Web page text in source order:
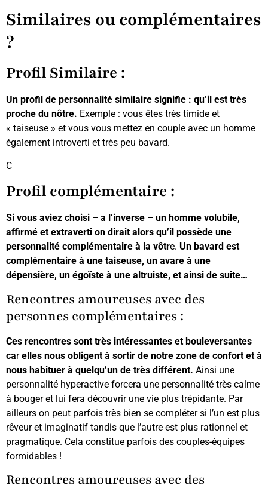
Similaires ou complémentaires
?
Profil Similaire :
Un profil de personnalité similaire signifie : qu’il est très
proche du nôtre. Exemple : vous êtes très timide et
« taiseuse » et vous vous mettez en couple avec un homme
également introverti et très peu bavard.
C
Profil complémentaire :
Si vous aviez choisi – a l’inverse – un homme volubile,
affirmé et extraverti on dirait alors qu’il possède une
personnalité complémentaire à la vôtre. Un bavard est
complémentaire à une taiseuse, un avare à une
dépensière, un égoïste à une altruiste, et ainsi de suite…
Rencontres amoureuses avec des
personnes complémentaires :
Ces rencontres sont très intéressantes et bouleversantes
carelles nous obligent à sortir de notre zone de confort et à
nous habituer à quelqu’un de très différent. Ainsi une
personnalité hyperactive forcera une personnalité très calme
à bouger et lui fera découvrir une vie plus trépidante. Par
ailleurs on peut parfois très bien se compléter si l’un est plus
rêveur et imaginatif tandis que l’autre est plus rationnel et
pragmatique. Cela constitue parfois des couples-équipes
formidables !
Rencontres amoureuses avec des